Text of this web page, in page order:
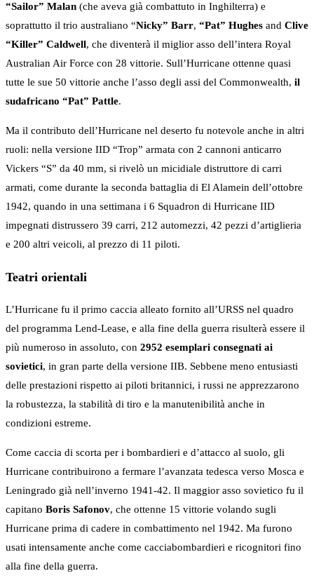
“Sailor” Malan (che aveva già combattuto in Inghilterra) e
soprattutto il trio australiano “Nicky” Barr, “Pat” Hughes and Clive
“Killer” Caldwell, che diventerà il miglior asso dell’intera Royal
Australian Air Force con 28 vittorie. Sull’Hurricane ottenne quasi
tutte le sue 50 vittorie anche l’asso degli assi del Commonwealth, il
sudafricano “Pat” Pattle.
Ma il contributo dell’Hurricane nel deserto fu notevole anche in altri
ruoli: nella versione IID “Trop” armata con 2 cannoni anticarro
Vickers “S” da 40 mm, si rivelò un micidiale distruttore di carri
armati, come durante la seconda battaglia di El Alamein dell’ottobre
1942, quando in una settimana i 6 Squadron di Hurricane IID
impegnati distrussero 39 carri, 212 automezzi, 42 pezzi d’artiglieria
e 200 altri veicoli, al prezzo di 11 piloti.
Teatri orientali
L’Hurricane fu il primo caccia alleato fornito all’URSS nel quadro
del programma Lend-Lease, e alla fine della guerra risulterà essere il
più numeroso in assoluto, con 2952 esemplari consegnati ai
sovietici, in gran parte della versione IIB. Sebbene meno entusiasti
delle prestazioni rispetto ai piloti britannici, i russi ne apprezzarono
la robustezza, la stabilità di tiro e la manutenibilità anche in
condizioni estreme.
Come caccia di scorta per i bombardieri e d’attacco al suolo, gli
Hurricane contribuirono a fermare l’avanzata tedesca verso Mosca e
Leningrado già nell’inverno 1941-42. Il maggior asso sovietico fu il
capitano Boris Safonov, che ottenne 15 vittorie volando sugli
Hurricane prima di cadere in combattimento nel 1942. Ma furono
usati intensamente anche come cacciabombardieri e ricognitori fino
alla fine della guerra.